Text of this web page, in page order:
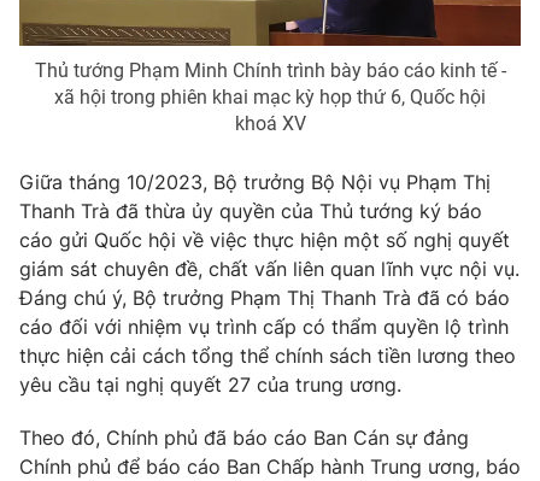
Thị trường 24h
Vươn mình bằng AI
VTV9 VTV8
Liên hệ tòa soạn English
THỜI BÁO VTV
Theo dõi báo trên
Thủ tướng Phạm Minh Chính trình bày báo cáo kinh tế -
xã hội trong phiên khai mạc kỳ họp thứ 6, Quốc hội
khoá XV
Giữa tháng 10/2023, Bộ trưởng Bộ Nội vụ Phạm Thị
Thanh Trà đã thừa ủy quyền của Thủ tướng ký báo
cáo gửi Quốc hội về việc thực hiện một số nghị quyết
giám sát chuyên đề, chất vấn liên quan lĩnh vực nội vụ.
Đáng chú ý, Bộ trưởng Phạm Thị Thanh Trà đã có báo
cáo đối với nhiệm vụ trình cấp có thẩm quyền lộ trình
thực hiện cải cách tổng thể chính sách tiền lương theo
yêu cầu tại nghị quyết 27 của trung ương.
Theo đó, Chính phủ đã báo cáo Ban Cán sự đảng
Chính phủ để báo cáo Ban Chấp hành Trung ương, báo